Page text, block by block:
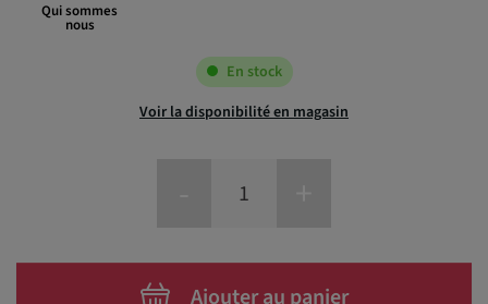
Qui sommes
nous
En stock
Voir la disponibilité en magasin
Ajouter au panier